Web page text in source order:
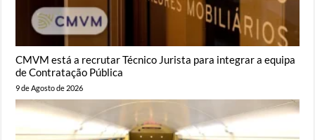
CMVM está a recrutar Técnico Jurista para integrar a equipa
de Contratação Pública
9 de Agosto de 2026